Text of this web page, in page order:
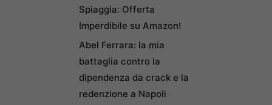
Spiaggia: Offerta
Imperdibile su Amazon!
Abel Ferrara: la mia
battaglia contro la
dipendenza da crack e la
redenzione a Napoli